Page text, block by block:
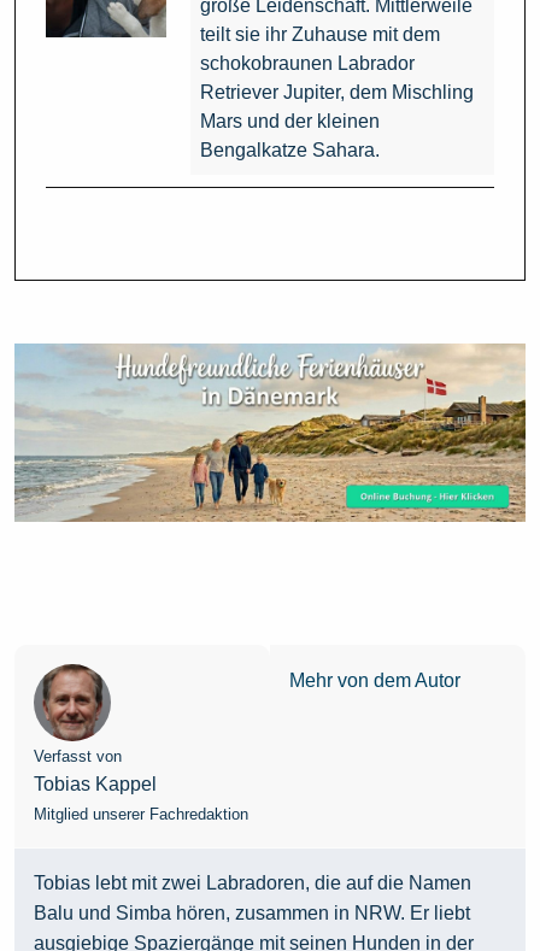
große Leidenschaft. Mittlerweile
teilt sie ihr Zuhause mit dem
schokobraunen Labrador
Retriever Jupiter, dem Mischling
Mars und der kleinen
Bengalkatze Sahara.
Verfasst von
Tobias Kappel
Mitglied unserer Fachredaktion
Mehr von dem Autor
Tobias lebt mit zwei Labradoren, die auf die Namen
Balu und Simba hören, zusammen in NRW. Er liebt
ausgiebige Spaziergänge mit seinen Hunden in der